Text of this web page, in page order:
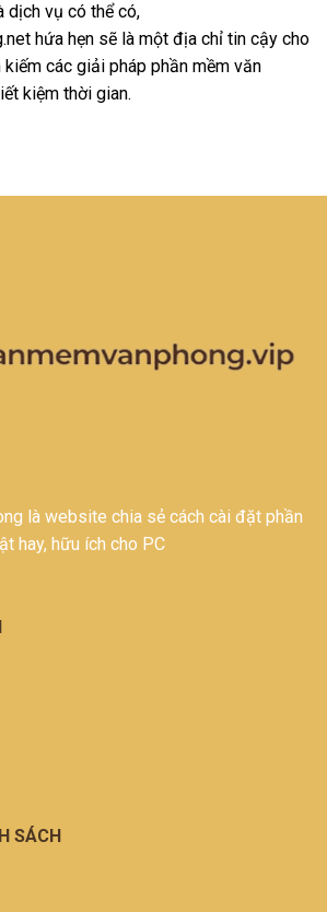
dịch vụ có thể có,
hứa hẹn sẽ là một địa chỉ tin cậy cho
các giải pháp phần mềm văn
kiệm thời gian.
là website chia sẻ cách cài đặt phần
hay, hữu ích cho PC
SÁCH